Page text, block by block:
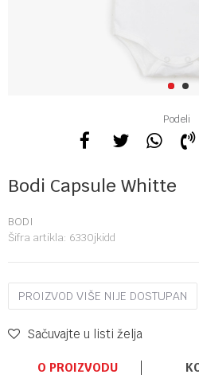
1 2
Podeli
Bodi Capsule Whitte
BODI
Šifra artikla: 6330jkidd
PROIZVOD VIŠE NIJE DOSTUPAN
Sačuvajte u listi želja
O PROIZVODU